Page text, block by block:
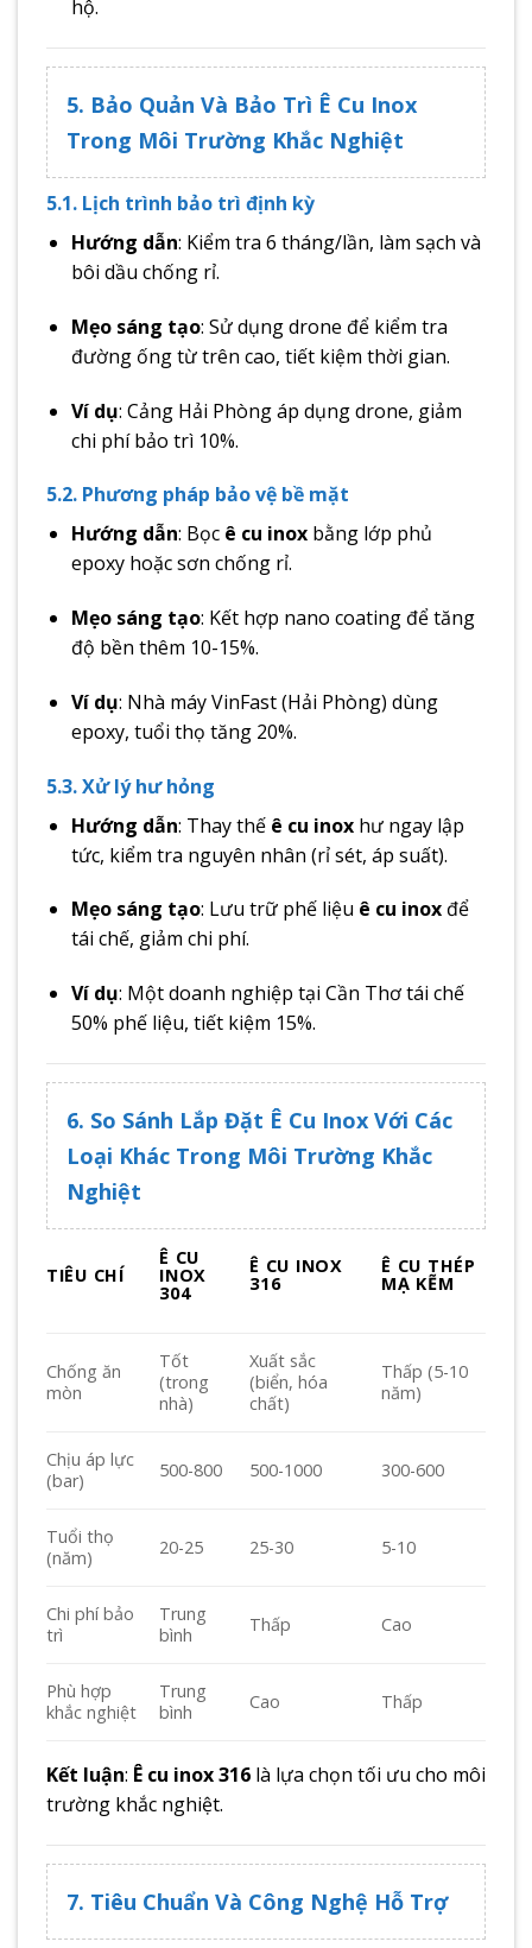
hộ.
5. Bảo Quản Và Bảo Trì Ê Cu Inox
Trong Môi Trường Khắc Nghiệt
5.1. Lịch trình bảo trì định kỳ
Hướng dẫn: Kiểm tra 6 tháng/lần, làm sạch và
bôi dầu chống rỉ.
Mẹo sáng tạo: Sử dụng drone để kiểm tra
đường ống từ trên cao, tiết kiệm thời gian.
Ví dụ: Cảng Hải Phòng áp dụng drone, giảm
chi phí bảo trì 10%.
5.2. Phương pháp bảo vệ bề mặt
Hướng dẫn: Bọc ê cu inoxbằng lớp phủ
epoxy hoặc sơn chống rỉ.
Mẹo sáng tạo: Kết hợp nano coating để tăng
độ bền thêm 10-15%.
Ví dụ: Nhà máy VinFast (Hải Phòng) dùng
epoxy, tuổi thọ tăng 20%.
5.3. Xử lý hư hỏng
Hướng dẫn: Thay thế ê cu inoxhư ngay lập
tức, kiểm tra nguyên nhân (rỉ sét, áp suất).
Mẹo sáng tạo: Lưu trữ phế liệu ê cu inoxđể
tái chế, giảm chi phí.
Ví dụ: Một doanh nghiệp tại Cần Thơ tái chế
50% phế liệu, tiết kiệm 15%.
6. So Sánh Lắp Đặt Ê Cu Inox Với Các
Loại Khác Trong Môi Trường Khắc
Nghiệt
TIÊU CHÍ
Ê CU
INOX
304
Ê CU INOX
316
Ê CU THÉP
MẠ KẼM
Chống ăn
mòn
Tốt
(trong
nhà)
Xuất sắc
(biển, hóa
chất)
Thấp (5-10
năm)
Chịu áp lực
(bar)
500-800 500-1000 300-600
Tuổi thọ
(năm)
20-25 25-30 5-10
Chi phí bảo
trì
Trung
bình
Thấp Cao
Phù hợp
khắc nghiệt
Trung
bình
Cao Thấp
Kết luận: Ê cu inox 316 là lựa chọn tối ưu cho môi
trường khắc nghiệt.
7. Tiêu Chuẩn Và Công Nghệ Hỗ Trợ